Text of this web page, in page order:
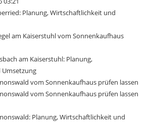
Planung, Wirtschaftlichkeit und
am Kaiserstuhl vom Sonnenkaufhaus
am Kaiserstuhl: Planung,
vom Sonnenkaufhaus prüfen lassen
vom Sonnenkaufhaus prüfen lassen
Planung, Wirtschaftlichkeit und